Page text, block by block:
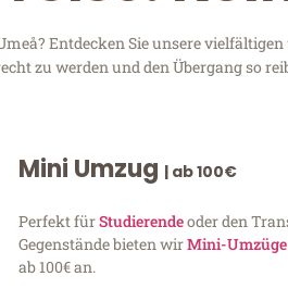
Entdecken Sie unsere
zu werden und den Übergang so
Mini Umzug | ab 100€
Perfekt fürStudierendeoder den
Gegenstände bieten wirMini-Umzüge
ab 100€ an.